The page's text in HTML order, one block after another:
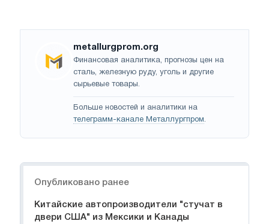
metallurgprom.org
Финансовая аналитика, прогнозы цен на
сталь, железную руду, уголь и другие
сырьевые товары.
Больше новостей и аналитики на
телеграмм-канале Металлургпром.
Опубликовано ранее
Китайские автопроизводители "стучат в
двери США" из Мексики и Канады